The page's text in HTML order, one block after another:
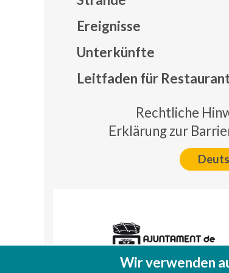
Ereignisse
Unterkünfte
Leitfaden für
Rechtliche
Erklärung zur
Wir verwenden